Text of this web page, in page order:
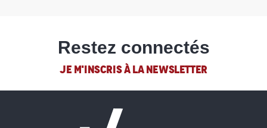
Restez connectés
JE M'INSCRIS À LA NEWSLETTER